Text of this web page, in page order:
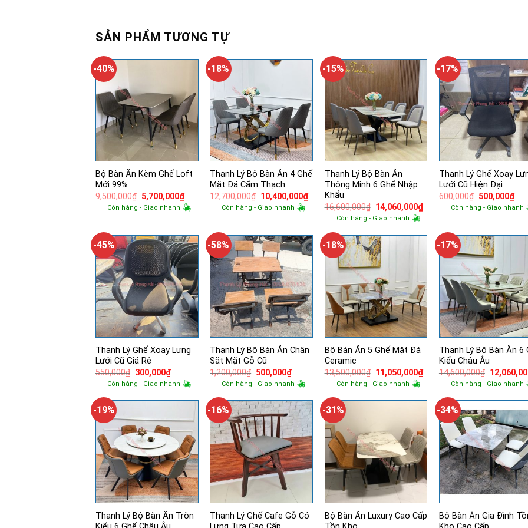
SẢN PHẨM TƯƠNG TỰ
-40%
Bộ Bàn Ăn Kèm Ghế Loft
Mới 99%
9,500,000₫ Giá
gốc
là:
5,700,000₫Giá
hiện
tại
Còn hàng - Giao nhanh
-18%
Thanh Lý Bộ Bàn Ăn 4 Ghế
Mặt Đá Cẩm Thạch
12,700,000₫ Giá
gốc
là:
10,400,000₫Giá
Còn hàng - Giao nhanh
-15%
Thanh Lý Bộ Bàn Ăn
Thông Minh 6 Ghế Nhập
Khẩu
16,600,000₫ Giá
gốc
là:
14,060,000₫Giá
hiện
14,060,000₫.
Còn hàng - Giao nhanh
-17%
Thanh Lý Ghế Xoay
Lưới Cũ Hiện Đại
600,000₫ Giá
gốc
là:
500,000₫Giá
tại
Còn hàng - Giao nhanh
-45%
Thanh Lý Ghế Xoay Lưng
Lưới Cũ Giá Rẻ
550,000₫ Giá
gốc
là:
300,000₫Giá
hiện
tại
300,000₫.
Còn hàng - Giao nhanh
-58%
Thanh Lý Bộ Bàn Ăn Chân
Sắt Mặt Gỗ Cũ
1,200,000₫ Giá
gốc
là:
500,000₫Giá
hiện
tại
500,000₫.
Còn hàng - Giao nhanh
-18%
Bộ Bàn Ăn 5 Ghế Mặt Đá
Ceramic
13,500,000₫ Giá
gốc
là:
11,050,000₫Giá
hiện
11,050,000₫.
Còn hàng - Giao nhanh
-17%
Thanh Lý Bộ Bàn Ăn 6
Kiểu Châu Âu
14,600,000₫ Giá
gốc
là:
Còn hàng - Giao nhanh
-19%
Thanh Lý Bộ Bàn Ăn Tròn
-16%
Thanh Lý Ghế Cafe Gỗ Có
-31%
Bộ Bàn Ăn Luxury Cao Cấp
-34%
Bộ Bàn Ăn Gia Đình